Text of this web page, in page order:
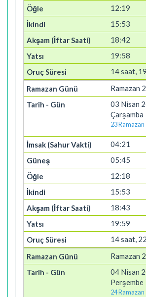
12:19
15:53
18:42
19:58
14 saat,
Ramazan
03 Nisan
Çarşamba
23 Ramazan
04:21
05:45
12:18
15:53
18:43
19:59
14 saat,
Ramazan
04 Nisan
Perşembe
24 Ramazan